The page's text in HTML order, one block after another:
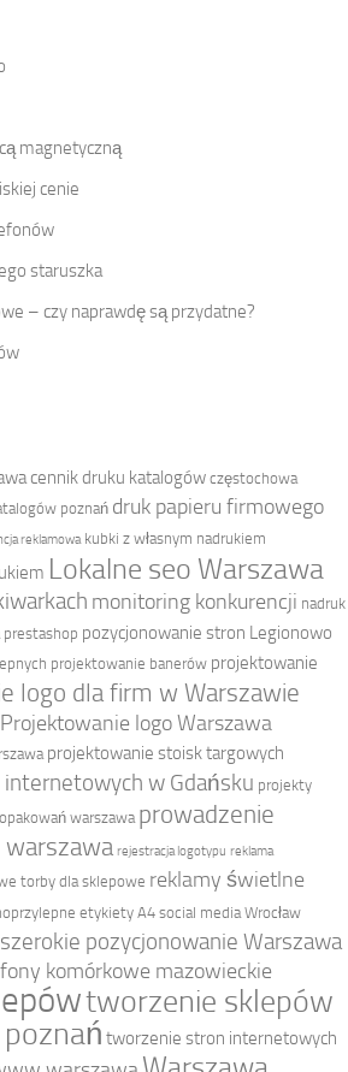
magnetyczną
cenie
staruszka
– czy naprawdę są przydatne?
cennik druku katalogów częstochowa
poznań druk papieru firmowego
reklamowa kubki z własnym nadrukiem
Lokalne seo Warszawa
monitoring konkurencji nadruk
pozycjonowanie stron Legionowo
projektowanie banerów projektowanie
logo dla firm w Warszawie
Projektowanie logo Warszawa
projektowanie stoisk targowych
w Gdańsku projekty
warszawa prowadzenie
warszawa rejestracja logotypu reklama
torby dla sklepowe reklamy świetlne
etykiety A4 social media Wrocław
szerokie pozycjonowanie Warszawa
komórkowe mazowieckie
tworzenie sklepów
tworzenie stron internetowych